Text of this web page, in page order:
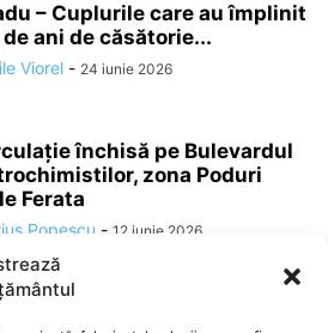
– Cuplurile care au împlinit
ani de căsătorie...
Viorel - 24 iunie 2026
închisă pe Bulevardul
zona Poduri
Ferata
Popescu - 12 iunie 2026